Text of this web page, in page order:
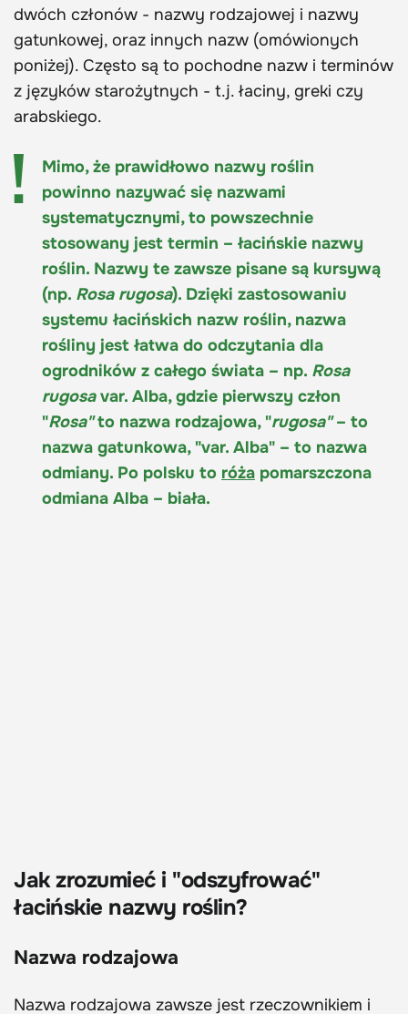
dwóch członów - nazwy rodzajowej i nazwy
gatunkowej, oraz innych nazw (omówionych
poniżej). Często są to pochodne nazw i terminów
z języków starożytnych - t.j. łaciny, greki czy
arabskiego.
Mimo, że prawidłowo nazwy roślin
powinno nazywać się nazwami
systematycznymi, to powszechnie
stosowany jest termin – łacińskie nazwy
roślin. Nazwy te zawsze pisane są kursywą
(np. Rosa rugosa). Dzięki zastosowaniu
systemu łacińskich nazw roślin, nazwa
rośliny jest łatwa do odczytania dla
ogrodników z całego świata – np. Rosa
rugosavar. Alba, gdzie pierwszy człon
"Rosa"to nazwa rodzajowa, "rugosa"– to
nazwa gatunkowa, "var. Alba" – to nazwa
odmiany. Po polsku to róża pomarszczona
odmiana Alba – biała.
Jak zrozumieć i "odszyfrować"
łacińskie nazwy roślin?
Nazwa rodzajowa
Nazwa rodzajowa zawsze jest rzeczownikiem i